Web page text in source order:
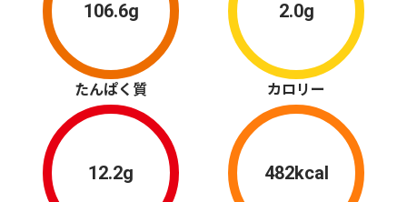
106.6g 2.0g
12.2g
たんぱく質
482kcal
カロリー